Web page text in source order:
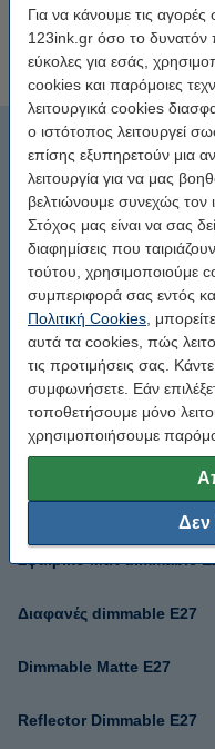
Για να κάνουμε τις
123ink.gr όσο το δυνατόν
εύκολες για εσάς,
cookies και παρόμοιες
λειτουργικά cookies
ο ιστότοπος λειτουργεί
επίσης εξυπηρετούν μια
λειτουργία για να μας
βελτιώνουμε συνεχώς τον
Στόχος μας είναι να σας
διαφημίσεις που
τούτου, χρησιμοποιούμε
συμπεριφορά σας εντός
Πολιτική Cookies ,
αυτά τα cookies, πώς
τις προτιμήσεις σας.
συμφωνήσετε. Εάν
τοποθετήσουμε μόνο
χρησιμοποιήσουμε
Δεν
Ειδικοί λαμπτήρες
ρυθμιζόμενοι E27
Διαφανής Σφαιρικός E27
Σφαιρικό Ματ Ε27
Filament Ε27
Matte E27
Reflector E27
Γλόμποι E27
Ειδικοί Λαμπτήρες E27
Bullet φωτεινό dimmable
Σφαιρικό Ματ dimmable
Διαφανές dimmable E27
Dimmable Matte E27
Reflector Dimmable E27